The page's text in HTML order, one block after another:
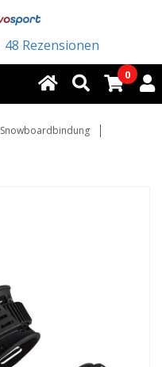
48 Rezensionen
0
Snowboardbindung